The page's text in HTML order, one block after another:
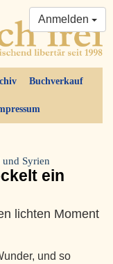
Buchverkauf
Anmelden
und Syrien
ein
lichten Moment
und so